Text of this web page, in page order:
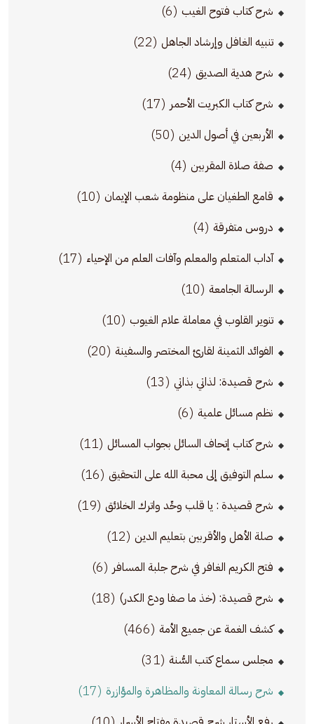
شرح كتاب فتوح الغيب (6)
تنبيه الغافل وإرشاد الجاهل (22)
شرح هدية الصديق (24)
شرح كتاب الكبريت الأحمر (17)
الأربعين في أصول الدين (50)
صفة صلاة المقربين (4)
قامع الطغيان على منظومة شعب الإيمان (10)
دروس متفرقة (4)
آداب المتعلم والمعلم وآفات العلم من الإحياء (17)
الرسالة الجامعة (10)
تنوير القلوب في معاملة علام الغيوب (10)
الفوائد الثمينة لقارئ المختصر والسفينة (20)
شرح قصيدة: لذاتي بذاتي (13)
نظم مسائل علمية (6)
شرح كتاب إتحاف السائل بجواب المسائل (11)
سلم التوفيق إلى محبة الله على التحقيق (16)
شرح قصيدة : يا قلب وحِّد واترك الخلائق (19)
صلة الأهل والأقربين بتعليم الدين (12)
فتح الكريم الغافر في شرح جلبة المسافر (6)
شرح قصيدة: (خذ ما صفا ودع الكدر) (18)
كشف الغمة عن جميع الأمة (466)
مجلس سماع كتب السُّنة (31)
شرح رسالة المعاونة والمظاهرة والمؤازرة (17)